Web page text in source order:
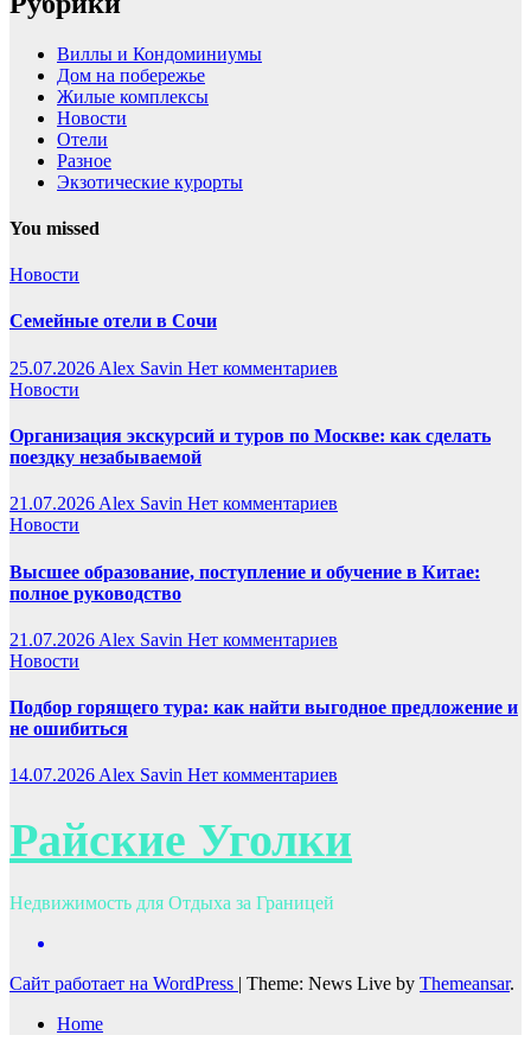
Виллы и Кондоминиумы
Дом на побережье
Жилые комплексы
Новости
Отели
Разное
Экзотические курорты
You missed
Новости
Семейные отели в Сочи
25.07.2026 Alex Savin Нет комментариев
Новости
Организация экскурсий и туров по Москве: как сделать
поездку незабываемой
21.07.2026 Alex Savin Нет комментариев
Новости
Высшее образование, поступление и обучение в Китае:
полное руководство
21.07.2026 Alex Savin Нет комментариев
Новости
Подбор горящего тура: как найти выгодное предложение и
не ошибиться
14.07.2026 Alex Savin Нет комментариев
Райские Уголки
Недвижимость для Отдыха за Границей
Сайт работает на WordPress | Theme: News Live by Themeansar.
Home